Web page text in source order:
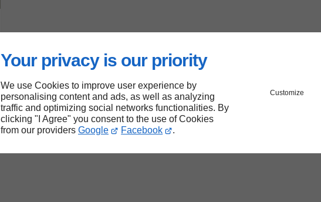
Your privacy is our priority
We use Cookies to improve user experience by
personalising content and ads, as well as analyzing
traffic and optimizing social networks functionalities. By
clicking "I Agree" you consent to the use of Cookies
from our providers Google Facebook .
Customize